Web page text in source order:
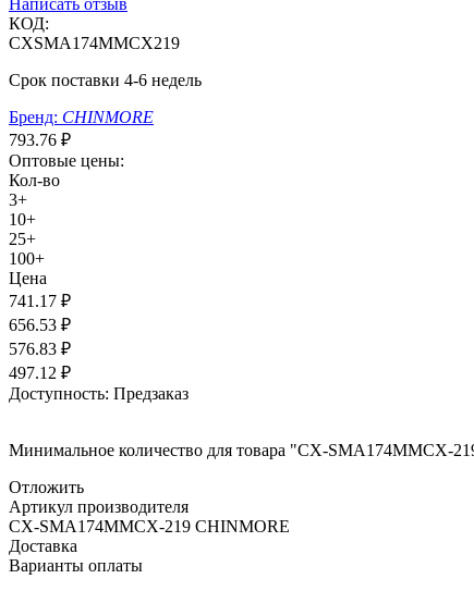
КОД:
CXSMA174MMCX219
Срок поставки 4-6 недель
Бренд: CHINMORE
793.76 ₽
Оптовые цены:
Кол-во
3+
10+
25+
100+
Цена
741.17 ₽
656.53 ₽
576.83 ₽
497.12 ₽
Доступность: Предзаказ
Минимальное количество для товара "CX-SMA174MMCX-
Отложить
Артикул производителя
CX-SMA174MMCX-219 CHINMORE
Доставка
Варианты оплаты